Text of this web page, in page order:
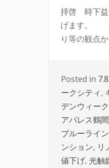
拝啓 時下益
げます。
り等の観点
Posted in
ークシティ,
デンウィーク
アパレス鶴
ブルーライン
ンション, リ
値下げ, 光触